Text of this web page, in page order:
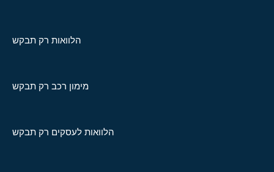
הלוואות רק תבקש
מימון רכב רק תבקש
הלוואות לעסקים רק תבקש